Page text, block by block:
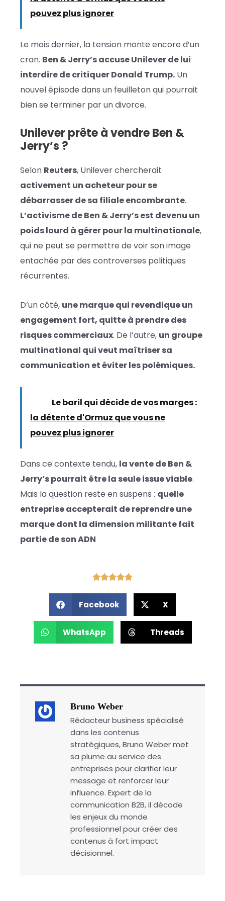
pouvez plus ignorer
Le mois dernier, la tension monte encore d’un
cran. Ben & Jerry’s accuse Unilever de lui
interdire de critiquer Donald Trump. Un
nouvel épisode dans un feuilleton qui pourrait
bien se terminer par un divorce.
Unilever prête à vendre Ben &
Jerry’s ?
Selon Reuters, Unilever chercherait
activement un acheteur pour se
débarrasser de sa filiale encombrante.
L’activisme de Ben & Jerry’s est devenu un
poids lourd à gérer pour la multinationale,
qui ne peut se permettre de voir son image
entachée par des controverses politiques
récurrentes.
D’un côté, une marque qui revendique un
engagement fort, quitte à prendre des
risques commerciaux. De l’autre, un groupe
multinational qui veut maîtriser sa
communication et éviter les polémiques.
Le baril qui décide de vos marges :
la détente d'Ormuz que vous ne
pouvez plus ignorer
Dans ce contexte tendu, la vente de Ben &
Jerry’s pourrait être la seule issue viable.
Mais la question reste en suspens : quelle
entreprise accepterait de reprendre une
marque dont la dimension militante fait
partie de son ADN
Facebook X
WhatsApp Threads
Bruno Weber
Rédacteur business spécialisé
dans les contenus
stratégiques, Bruno Weber met
sa plume au service des
entreprises pour clarifier leur
message et renforcer leur
influence. Expert de la
communication B2B, il décode
les enjeux du monde
professionnel pour créer des
contenus à fort impact
décisionnel.